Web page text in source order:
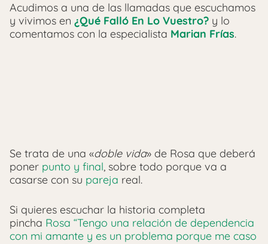
Acudimos a una de las llamadas que escuchamos
y vivimos en ¿Qué Falló En Lo Vuestro? y lo
comentamos con la especialista Marian Frías.
Se trata de una «doble vida» de Rosa que deberá
poner punto y final, sobre todo porque va a
casarse con su pareja real.
Si quieres escuchar la historia completa
pincha Rosa “Tengo una relación de dependencia
con mi amante y es un problema porque me caso